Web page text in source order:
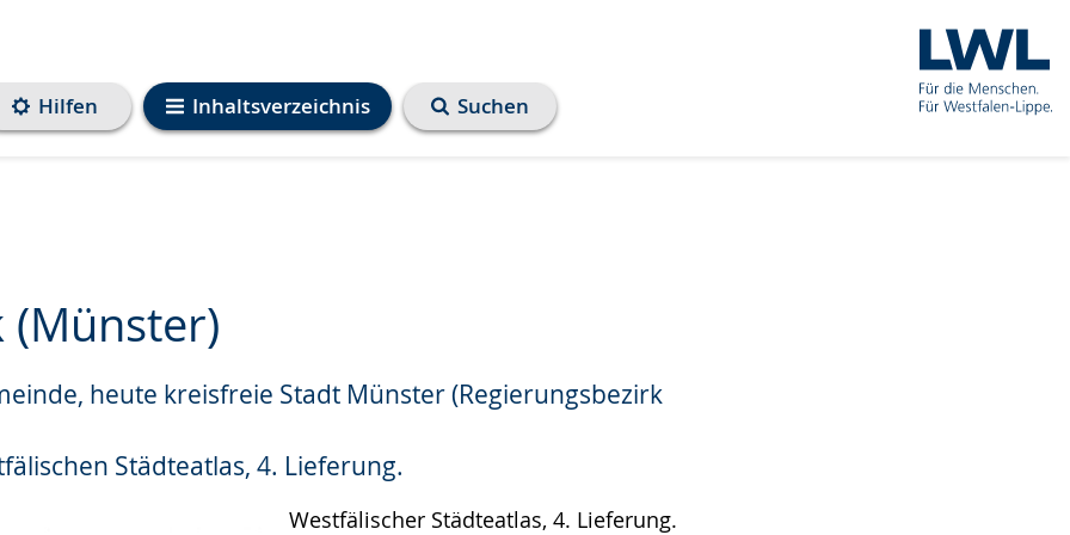
Inhaltsverzeichnis
Hilfen Suchen
(Münster)
heute kreisfreie Stadt Münster (Regierungsbezirk
Städteatlas, 4. Lieferung.
Westfälischer Städteatlas, 4. Lieferung.